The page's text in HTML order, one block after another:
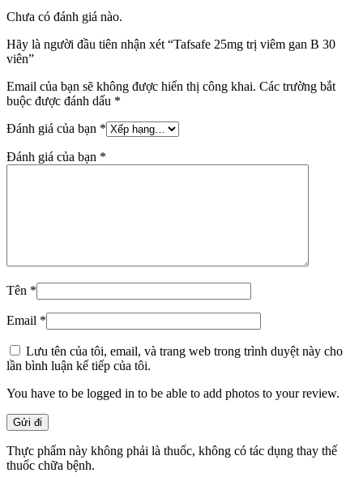
Chưa có đánh giá nào.
Hãy là người đầu tiên nhận xét “Tafsafe 25mg trị viêm gan B 30
viên”
Email của bạn sẽ không được hiển thị công khai. Các trường bắt
buộc được đánh dấu *
Đánh giá của bạn *
Đánh giá của bạn *
Tên *
Email *
Lưu tên của tôi, email, và trang web trong trình duyệt này cho
lần bình luận kế tiếp của tôi.
You have to be logged in to be able to add photos to your review.
Thực phẩm này không phải là thuốc, không có tác dụng thay thế
thuốc chữa bệnh.